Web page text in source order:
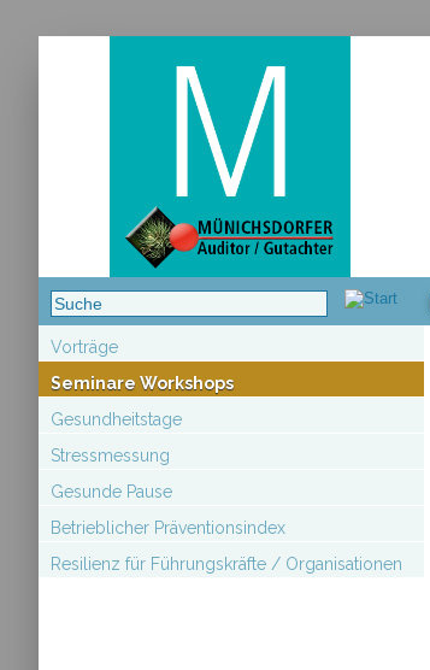
Vorträge
Seminare Workshops
Gesundheitstage
Stressmessung
Gesunde Pause
Betrieblicher Präventionsindex
Resilienz für Führungskräfte / Organisationen